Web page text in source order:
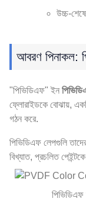
উচ্চ-
আবরণ পিনাকল:
"পিভিডিএফ" ইন
ফ্লোরাইডকে বোঝায়,
গঠন করে.
পিভিডিএফ লেপগুলি
বিখ্যাত, প্রচলিত
পিভিডিএফ